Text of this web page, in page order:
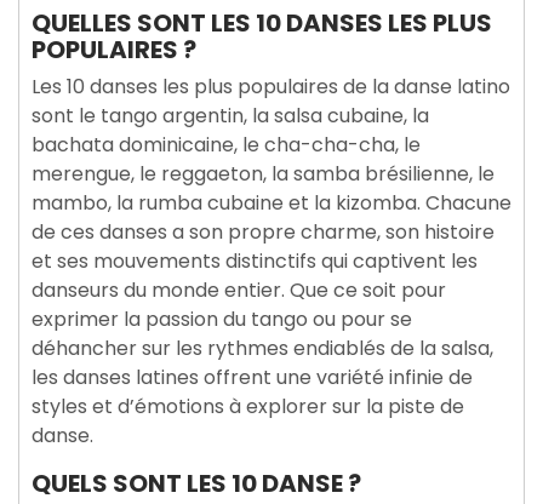
QUELLES SONT LES 10 DANSES LES PLUS
POPULAIRES ?
Les 10 danses les plus populaires de la danse latino
sont le tango argentin, la salsa cubaine, la
bachata dominicaine, le cha-cha-cha, le
merengue, le reggaeton, la samba brésilienne, le
mambo, la rumba cubaine et la kizomba. Chacune
de ces danses a son propre charme, son histoire
et ses mouvements distinctifs qui captivent les
danseurs du monde entier. Que ce soit pour
exprimer la passion du tango ou pour se
déhancher sur les rythmes endiablés de la salsa,
les danses latines offrent une variété infinie de
styles et d’émotions à explorer sur la piste de
danse.
QUELS SONT LES 10 DANSE ?